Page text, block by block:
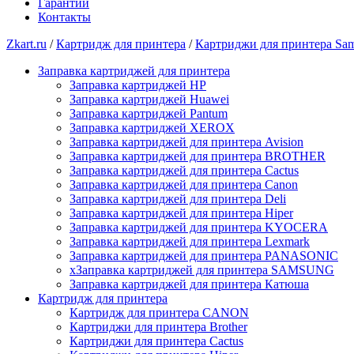
Гарантии
Контакты
Zkart.ru /Картридж для принтера /Картриджи для принтера
Заправка картриджей для принтера
Заправка картриджей HP
Заправка картриджей Huawei
Заправка картриджей Pantum
Заправка картриджей XEROX
Заправка картриджей для принтера Avision
Заправка картриджей для принтера BROTHER
Заправка картриджей для принтера Cactus
Заправка картриджей для принтера Canon
Заправка картриджей для принтера Deli
Заправка картриджей для принтера Hiper
Заправка картриджей для принтера KYOCERA
Заправка картриджей для принтера Lexmark
Заправка картриджей для принтера PANASONIC
xЗаправка картриджей для принтера SAMSUNG
Заправка картриджей для принтера Катюша
Картридж для принтера
Картридж для принтера CANON
Картриджи для принтера Brother
Картриджи для принтера Cactus